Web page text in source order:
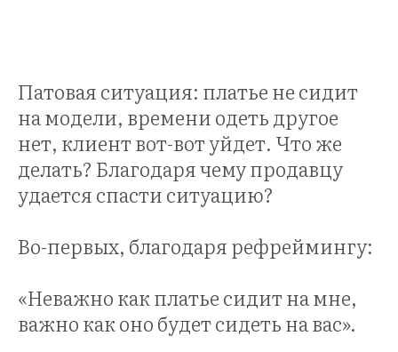
Патовая ситуация: платье не сидит
на модели, времени одеть другое
нет, клиент вот-вот уйдет. Что же
делать? Благодаря чему продавцу
удается спасти ситуацию?
Во-первых, благодаря рефреймингу:
«Неважно как платье сидит на мне,
важно как оно будет сидеть на вас».